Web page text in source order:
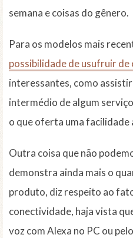
semana e coisas do gênero.
Para os modelos mais
possibilidade de usufruir
interessantes, como
intermédio de algum
o que oferta uma facilidade
Outra coisa que não
demonstra ainda mais o
produto, diz respeito ao
conectividade, haja vista
voz com Alexa no PC ou